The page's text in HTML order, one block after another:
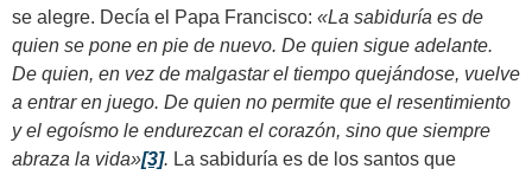
se alegre. Decía el Papa Francisco: «La sabiduría es de
quien se pone en pie de nuevo. De quien sigue adelante.
De quien, en vez de malgastar el tiempo quejándose, vuelve
a entrar en juego. De quien no permite que el resentimiento
y el egoísmo le endurezcan el corazón, sino que siempre
abraza la vida»[3]. La sabiduría es de los santos que